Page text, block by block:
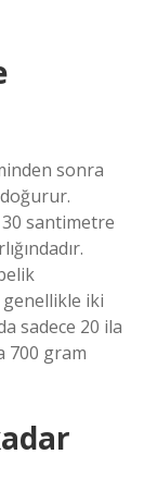
sonra
santimetre
iki
sadece 20 ila
700 gram